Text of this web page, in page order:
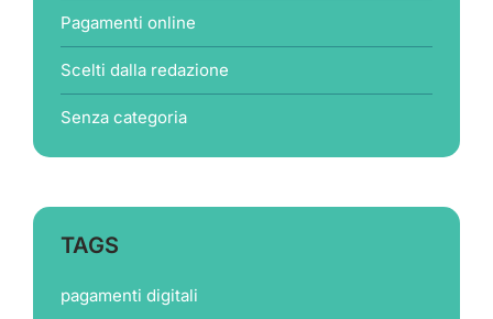
Pagamenti online
Scelti dalla redazione
Senza categoria
TAGS
pagamenti digitali